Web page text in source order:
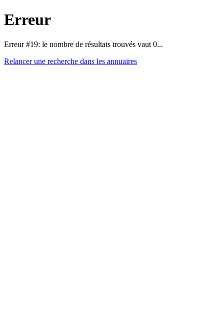
Erreur
Erreur #19: le nombre de résultats trouvés vaut 0...
Relancer une recherche dans les annuaires